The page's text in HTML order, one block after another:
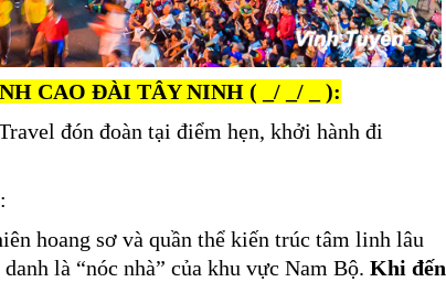
CAO ĐÀI TÂY NINH ( _/ _/ _ ):
đón đoàn tại điểm hẹn, khởi hành đi
hoang sơ và quần thể kiến trúc tâm linh lâu
là “nóc nhà” của khu vực Nam Bộ. Khi đến